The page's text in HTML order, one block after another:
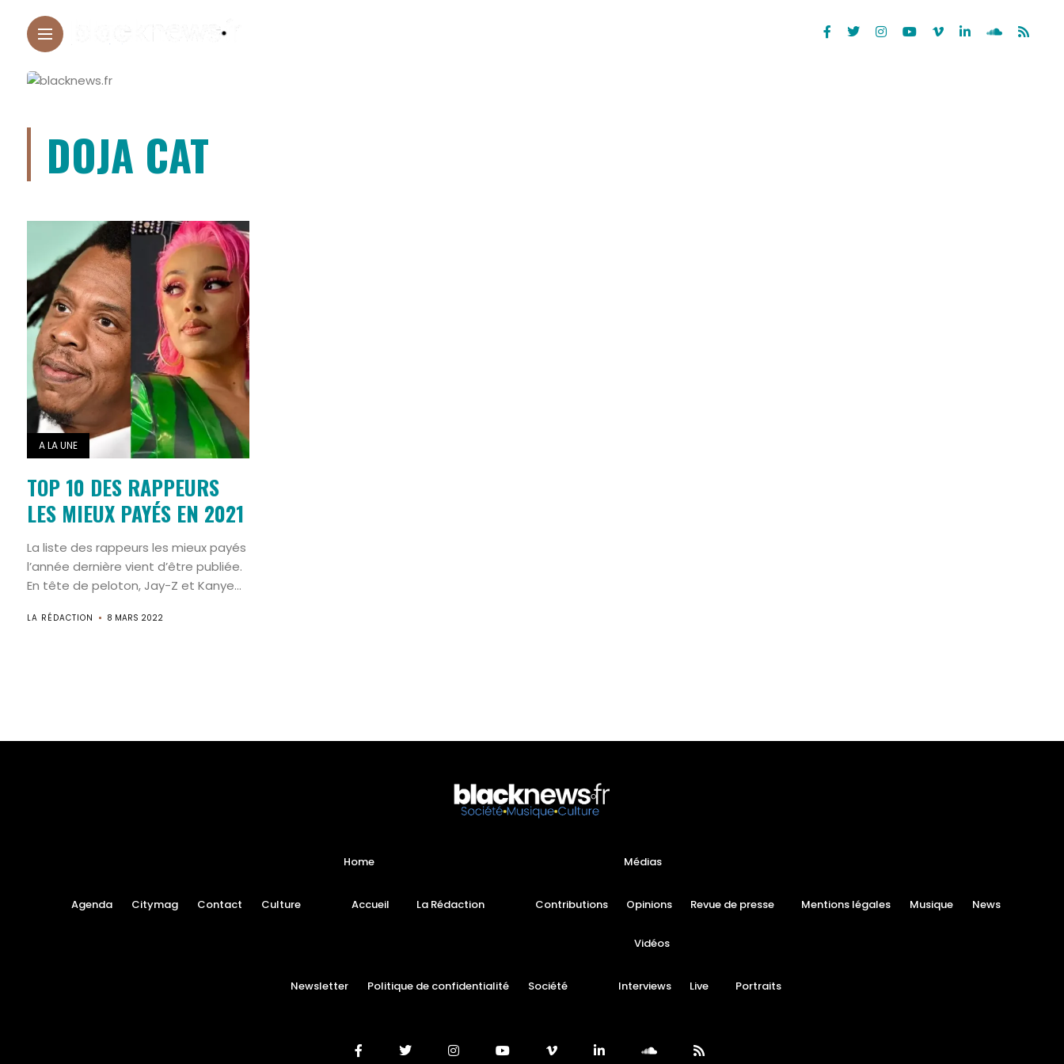
DOJA CAT
A LA UNE
TOP 10 DES RAPPEURS
LES MIEUX PAYÉS EN 2021
La liste des rappeurs les mieux payés
l’année dernière vient d’être publiée.
En tête de peloton, Jay-Z et Kanye...
LA RÉDACTION 8 MARS 2022
Agenda Citymag Contact Culture
Home
Accueil La Rédaction
Médias
Contributions Opinions Revue de presse Mentions légales Musique News
Newsletter Politique de confidentialité Société
Vidéos
Interviews Live Portraits